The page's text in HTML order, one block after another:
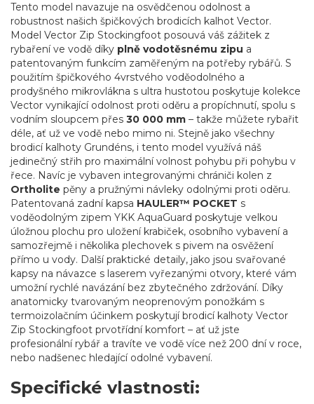
Tento model navazuje na osvědčenou odolnost a
robustnost našich špičkových brodicích kalhot Vector.
Model Vector Zip Stockingfoot posouvá váš zážitek z
rybaření ve vodě díky plně vodotěsnému zipu a
patentovaným funkcím zaměřeným na potřeby rybářů. S
použitím špičkového 4vrstvého voděodolného a
prodyšného mikrovlákna s ultra hustotou poskytuje kolekce
Vector vynikající odolnost proti oděru a propíchnutí, spolu s
vodním sloupcem přes 30 000 mm – takže můžete rybařit
déle, ať už ve vodě nebo mimo ni. Stejně jako všechny
brodicí kalhoty Grundéns, i tento model využívá náš
jedinečný střih pro maximální volnost pohybu při pohybu v
řece. Navíc je vybaven integrovanými chrániči kolen z
Ortholite pěny a pružnými návleky odolnými proti oděru.
Patentovaná zadní kapsa HAULER™ POCKET s
voděodolným zipem YKK AquaGuard poskytuje velkou
úložnou plochu pro uložení krabiček, osobního vybavení a
samozřejmě i několika plechovek s pivem na osvěžení
přímo u vody. Další praktické detaily, jako jsou svařované
kapsy na návazce s laserem vyřezanými otvory, které vám
umožní rychlé navázání bez zbytečného zdržování. Díky
anatomicky tvarovaným neoprenovým ponožkám s
termoizolačním účinkem poskytují brodicí kalhoty Vector
Zip Stockingfoot prvotřídní komfort – ať už jste
profesionální rybář a travíte ve vodě více než 200 dní v roce,
nebo nadšenec hledající odolné vybavení.
Specifické vlastnosti: